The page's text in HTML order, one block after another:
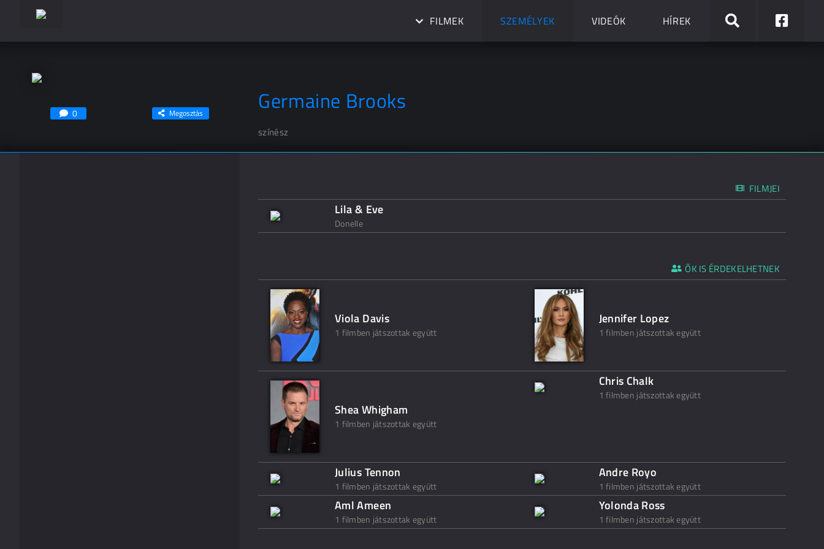
FILMEK SZEMÉLYEK VIDEÓK HÍREK
Germaine Brooks
színész
0 Megosztás
FILMJEI
Lila & Eve
Donelle
ŐK IS ÉRDEKELHETNEK
Viola Davis
1 filmben játszottak együtt
Jennifer Lopez
1 filmben játszottak együtt
Shea Whigham
1 filmben játszottak együtt
Chris Chalk
1 filmben játszottak együtt
Julius Tennon
1 filmben játszottak együtt
Andre Royo
1 filmben játszottak együtt
Aml Ameen
1 filmben játszottak együtt
Yolonda Ross
1 filmben játszottak együtt